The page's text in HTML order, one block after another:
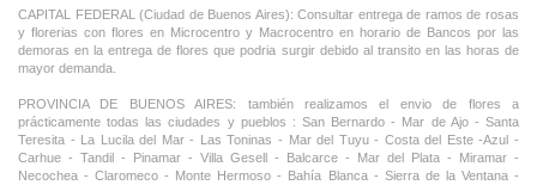
CAPITAL FEDERAL (Ciudad de Buenos Aires): Consultar entrega de ramos de rosas
y florerias con flores en Microcentro y Macrocentro en horario de Bancos por las
demoras en la entrega de flores que podria surgir debido al transito en las horas de
mayor demanda.
PROVINCIA DE BUENOS AIRES: también realizamos el envio de flores a
prácticamente todas las ciudades y pueblos : San Bernardo - Mar de Ajo - Santa
Teresita - La Lucila del Mar - Las Toninas - Mar del Tuyu - Costa del Este -Azul -
Carhue - Tandil - Pinamar - Villa Gesell - Balcarce - Mar del Plata - Miramar -
Necochea - Claromeco - Monte Hermoso - Bahía Blanca - Sierra de la Ventana -